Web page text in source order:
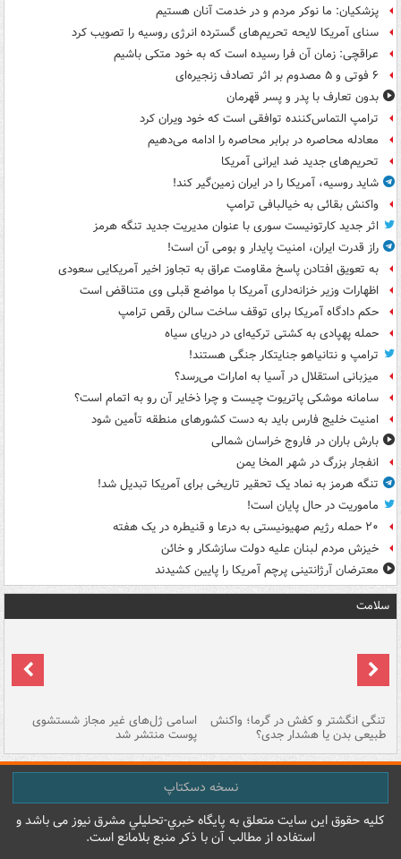
پزشکیان: ما نوکر مردم و در خدمت آنان هستیم
سنای آمریکا لایحه تحریم‌های گسترده انرژی روسیه را تصویب کرد
عراقچی: زمان آن فرا رسیده است که به خود متکی باشیم
۶ فوتی و ۵ مصدوم بر اثر تصادف زنجیره‌ای
بدون تعارف با پدر و پسر قهرمان
ترامپ التماس‌کننده توافقی است که خود ویران کرد
معادله محاصره در برابر محاصره را ادامه می‌دهیم
تحریم‌های جدید ضد ایرانی آمریکا
شاید روسیه، آمریکا را در ایران زمین‌گیر کند!
واکنش بقائی به خیالبافی ترامپ
اثر جدید کارتونیست سوری با عنوان مدیریت جدید تنگه هرمز
راز قدرت ایران، امنیت پایدار و بومی آن است!
به تعویق افتادن پاسخ مقاومت عراق به تجاوز اخیر آمریکایی سعودی
اظهارات وزیر خزانه‌داری آمریکا با مواضع قبلی وی متناقض است
حکم دادگاه آمریکا برای توقف ساخت سالن رقص ترامپ
حمله پهپادی به کشتی ترکیه‌ای در دریای سیاه
ترامپ و نتانیاهو جنایتکار جنگی هستند!
میزبانی استقلال در آسیا به امارات می‌رسد؟
سامانه موشکی پاتریوت چیست و چرا ذخایر آن رو به اتمام است؟
امنیت خلیج فارس باید به دست کشورهای منطقه تأمین شود
بارش باران در فاروج خراسان شمالی
انفجار بزرگ در شهر المخا یمن
تنگه هرمز به نماد یک تحقیر تاریخی برای آمریکا تبدیل شد!
ماموریت در حال پایان است!
۲۰ حمله رژیم صهیونیستی به درعا و قنیطره در یک هفته
خیزش مردم لبنان علیه دولت سازشکار و خائن
معترضان آرژانتینی پرچم آمریکا را پایین کشیدند
سلامت
تنگی انگشتر و کفش در گرما؛ واکنش
طبیعی بدن یا هشدار جدی؟
اسامی ژل‌های غیر مجاز شستشوی
پوست منتشر شد
نسخه دسکتاپ
کليه حقوق اين سايت متعلق به پایگاه خبري-تحليلي مشرق نيوز می باشد و
استفاده از مطالب آن با ذکر منبع بلامانع است.